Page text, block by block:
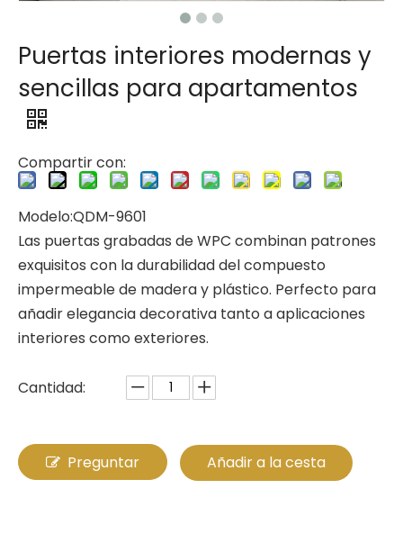
Puertas interiores modernas y
sencillas para apartamentos
Compartir con:
Modelo:QDM-9601
Las puertas grabadas de WPC combinan patrones
exquisitos con la durabilidad del compuesto
impermeable de madera y plástico. Perfecto para
añadir elegancia decorativa tanto a aplicaciones
interiores como exteriores.
Cantidad:
Preguntar Añadir a la cesta